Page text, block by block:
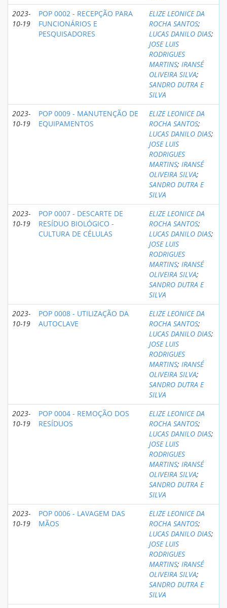
2023-
10-19
POP 0002 - RECEPÇÃO PARA
FUNCIONÁRIOS E
PESQUISADORES
ELIZE LEONICE DA
ROCHA SANTOS;
LUCAS DANILO DIAS;
JOSE LUIS
RODRIGUES
MARTINS; IRANSÉ
OLIVEIRA SILVA;
SANDRO DUTRA E
SILVA
2023-
10-19
POP 0009 - MANUTENÇÃO DE
EQUIPAMENTOS
ELIZE LEONICE DA
ROCHA SANTOS;
LUCAS DANILO DIAS;
JOSE LUIS
RODRIGUES
MARTINS; IRANSÉ
OLIVEIRA SILVA;
SANDRO DUTRA E
SILVA
2023-
10-19
POP 0007 - DESCARTE DE
RESÍDUO BIOLÓGICO -
CULTURA DE CÉLULAS
ELIZE LEONICE DA
ROCHA SANTOS;
LUCAS DANILO DIAS;
JOSE LUIS
RODRIGUES
MARTINS; IRANSÉ
OLIVEIRA SILVA;
SANDRO DUTRA E
SILVA
2023-
10-19
POP 0008 - UTILIZAÇÃO DA
AUTOCLAVE
ELIZE LEONICE DA
ROCHA SANTOS;
LUCAS DANILO DIAS;
JOSE LUIS
RODRIGUES
MARTINS; IRANSÉ
OLIVEIRA SILVA;
SANDRO DUTRA E
SILVA
2023-
10-19
POP 0004 - REMOÇÃO DOS
RESÍDUOS
ELIZE LEONICE DA
ROCHA SANTOS;
LUCAS DANILO DIAS;
JOSE LUIS
RODRIGUES
MARTINS; IRANSÉ
OLIVEIRA SILVA;
SANDRO DUTRA E
SILVA
2023-
10-19
POP 0006 - LAVAGEM DAS
MÃOS
ELIZE LEONICE DA
ROCHA SANTOS;
LUCAS DANILO DIAS;
JOSE LUIS
RODRIGUES
MARTINS; IRANSÉ
OLIVEIRA SILVA;
SANDRO DUTRA E
SILVA